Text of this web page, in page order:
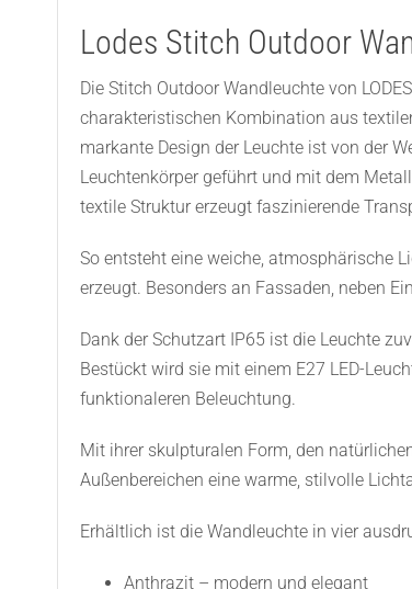
Lodes Stitch Outdoor
Die Stitch Outdoor Wandleuchte von
charakteristischen Kombination aus
markante Design der Leuchte ist von der
Leuchtenkörper geführt und mit dem
textile Struktur erzeugt faszinierende
So entsteht eine weiche, atmosphärische
erzeugt. Besonders an Fassaden, neben
Dank der Schutzart IP65 ist die Leuchte
Bestückt wird sie mit einem E27 LED-
funktionaleren Beleuchtung.
Mit ihrer skulpturalen Form, den
Außenbereichen eine warme, stilvolle
Erhältlich ist die Wandleuchte in vier
Anthrazit – modern und elegant